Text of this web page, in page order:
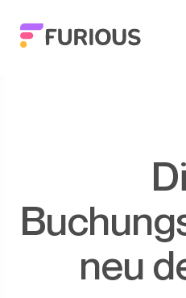
Die
neu